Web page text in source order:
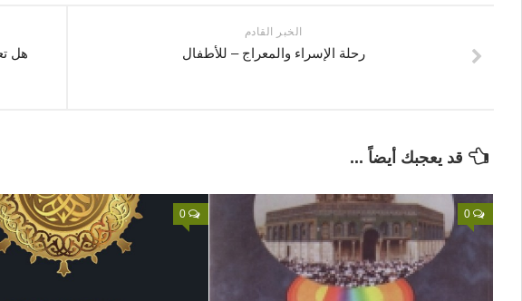
الخبر القادم
رحلة الإسراء والمعراج – للأطفال هل
قد يعجبك أيضاً ...
0
0